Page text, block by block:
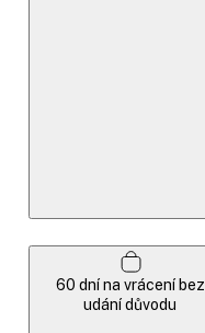
60 dní na vrácení bez
udání důvodu